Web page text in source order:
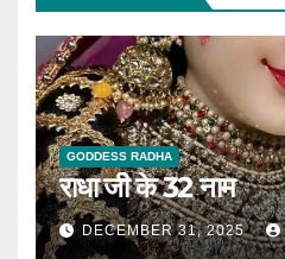
GODDESS RADHA
राधा जी के 32 नाम
DECEMBER 31, 2025